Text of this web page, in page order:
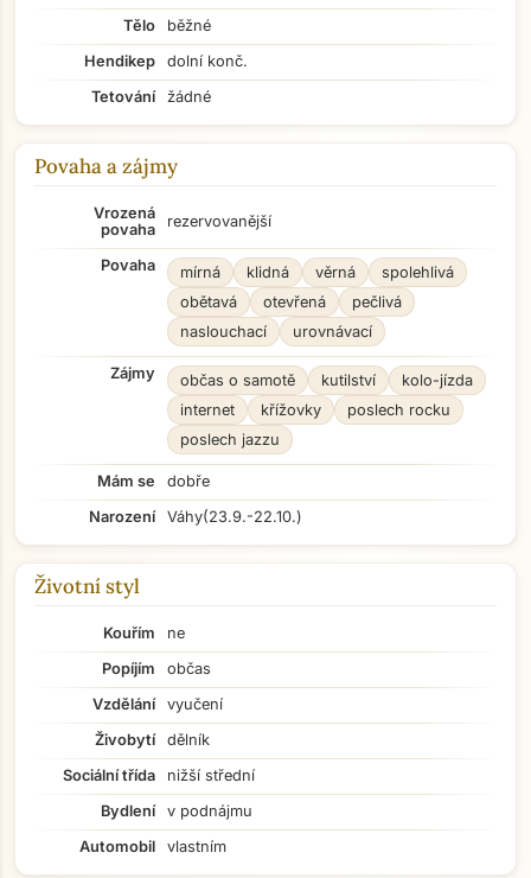
Tělo
běžné
Hendikep
dolní konč.
Tetování
žádné
Povaha a zájmy
Vrozená
povaha
rezervovanější
Povaha mírná klidná věrná
spolehlivá
obětavá
otevřená
pečlivá
naslouchací
urovnávací
Zájmy občas o samotě kutilství
kolo-jízda
internet
křížovky
poslech rocku
poslech jazzu
Mám se
dobře
Narození
Váhy(23.9.-22.10.)
Životní styl
Kouřím
ne
Popíjím
občas
Vzdělání
vyučení
Živobytí
dělník
Sociální třída
nižší střední
Bydlení
v podnájmu
Automobil
vlastním